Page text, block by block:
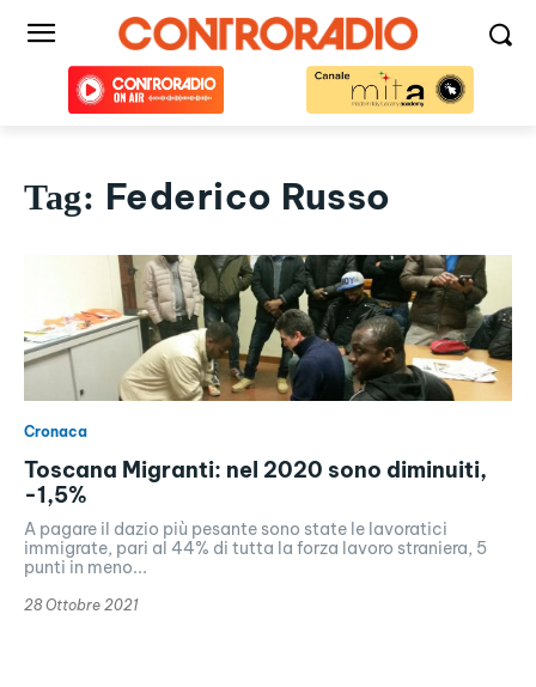
Tag: Federico Russo
Cronaca
Toscana Migranti: nel 2020 sono diminuiti,
-1,5%
A pagare il dazio più pesante sono state le lavoratici
immigrate, pari al 44% di tutta la forza lavoro straniera, 5
punti in meno...
28 Ottobre 2021